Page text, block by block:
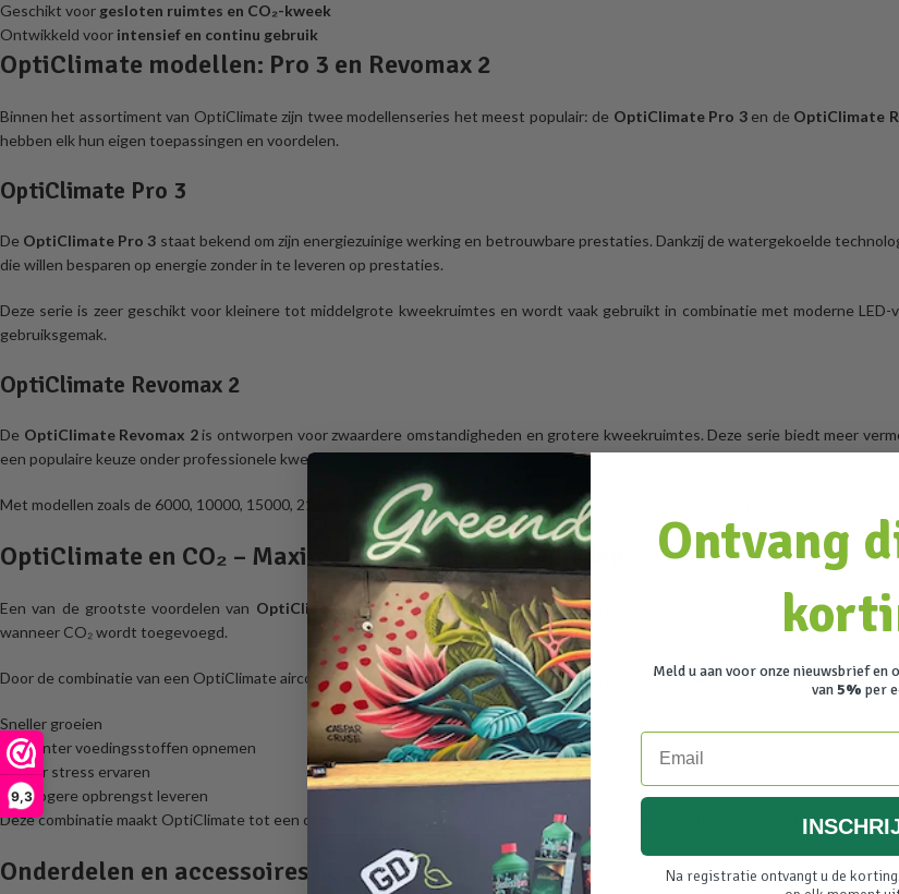
9,3
Geschikt voor gesloten ruimtes en CO₂-kweek
Ontwikkeld voor intensief en continu gebruik
OptiClimate modellen: Pro 3 en Revomax 2
Binnen het assortiment van OptiClimate zijn twee modellenseries het meest populair: de OptiClimate Pro 3en de OptiClimate
hebben elk hun eigen toepassingen en voordelen.
OptiClimate Pro 3
De OptiClimate Pro 3 staat bekend om zijn energiezuinige werking en betrouwbare prestaties. Dankzij de watergekoelde
die willen besparen op energie zonder in te leveren op prestaties.
Deze serie is zeer geschikt voor kleinere tot middelgrote kweekruimtes en wordt vaak gebruikt in combinatie met moderne
gebruiksgemak.
OptiClimate Revomax 2
De OptiClimate Revomax 2is ontworpen voor zwaardere omstandigheden en grotere kweekruimtes. Deze serie biedt meer
een populaire keuze onder professionele kwekers.
Met modellen zoals de 6000, 10000, 15000, 21000 en 30000 is er altijd een passende oplossing voor jouw ruimte. De Revomax 2
OptiClimate en CO₂ – Maximale groeiomstandigheden
Een van de grootste voordelen van OptiClimate systemenis de perfecte samenwerking met CO₂-installaties. In gesloten
wanneer CO₂ wordt toegevoegd.
Door de combinatie van een OptiClimate airco en CO₂-verrijking ontstaat een optimaal groeiklimaat waarin planten:
Sneller groeien
Efficiënter voedingsstoffen opnemen
Minder stress ervaren
Een hogere opbrengst leveren
Deze combinatie maakt OptiClimate tot een complete oplossing voor kwekers die streven naar maximale controle en rendement.
Onderdelen en accessoires voor OptiClimate
Ontvang
Meld u aan voor onze nieuwsbrief en
van5% per
Email
Na registratie ontvangt u de